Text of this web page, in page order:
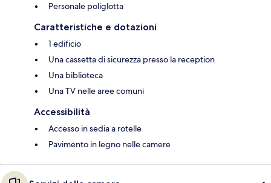
Personale poliglotta
Caratteristiche e dotazioni
1 edificio
Una cassetta di sicurezza presso la reception
Una biblioteca
Una TV nelle aree comuni
Accessibilità
Accesso in sedia a rotelle
Pavimento in legno nelle camere